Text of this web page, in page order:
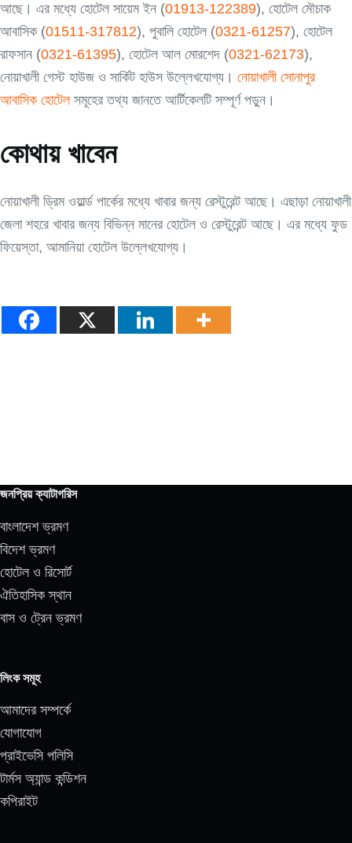
আছে। এর মধ্যে হোটেল সায়েম ইন (01913-122389), হোটেল মৌচাক
আবাসিক (01511-317812), পুবালি হোটেল (0321-61257), হোটেল
রাফসান (0321-61395), হোটেল আল মোরশেদ (0321-62173),
নোয়াখালী গেস্ট হাউজ ও সার্কিট হাউস উল্লেখযোগ্য। নোয়াখালী সোনাপুর
আবাসিক হোটেলসমূহের তথ্য জানতে আর্টিকেলটি সম্পূর্ণ পড়ুন।
কোথায় খাবেন
নোয়াখালী ড্রিম ওয়ার্ল্ড পার্কের মধ্যে খাবার জন্য রেস্টুরেন্ট আছে। এছাড়া নোয়াখালী
জেলা শহরে খাবার জন্য বিভিন্ন মানের হোটেল ও রেস্টুরেন্ট আছে। এর মধ্যে ফুড
ফিয়েস্তা, আমানিয়া হোটেল উল্লেখযোগ্য।
জনপ্রিয় ক্যাটাগরিস
বাংলাদেশ ভ্রমণ
বিদেশ ভ্রমণ
হোটেল ও রিসোর্ট
ঐতিহাসিক স্থান
বাস ও ট্রেন ভ্রমণ
লিংক সমূহ
আমাদের সম্পর্কে
যোগাযোগ
প্রাইভেসি পলিসি
টার্মস অ্যান্ড কন্ডিশন
কপিরাইট